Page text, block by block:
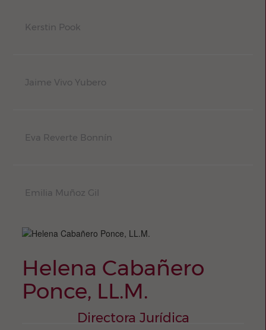
Kerstin Pook
Jaime Vivo Yubero
Eva Reverte Bonnín
Emilia Muñoz Gil
Helena Cabañero
Ponce, LL.M.
Directora Jurídica